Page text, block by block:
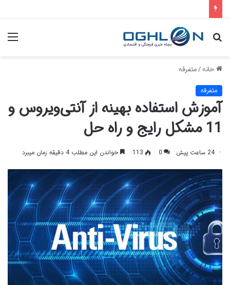
جستجو
خانه/متفرقه
متفرقه
آموزش استفاده بهینه از آنتی‌ویروس و
11 مشکل رایج و راه حل
24 ساعت پیش 0
113 خواندن این مطلب 4 دقیقه زمان میبرد